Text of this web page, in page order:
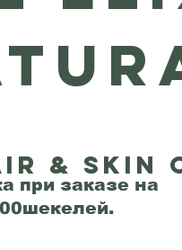
& Skin
при заказе на